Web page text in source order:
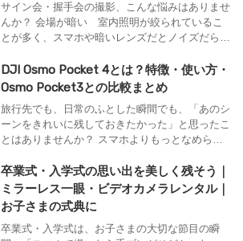
サイン会・握手会の撮影、こんな悩みはありませ
んか？ 会場が暗い 室内照明が絞られているこ
とが多く、スマホや暗いレンズだとノイズだらけ
いな推しを撮影したいけど、スマホだと画質が悪
い...だけどカメラを買うと高い 距離感が読めな
ら...
DJI Osmo Pocket 4とは？特徴・使い方・
Osmo Pocket3との比較まとめ
旅行先でも、日常のふとした瞬間でも、「あのシ
ーンをきれいに残しておきたかった」と思ったこ
とはありませんか？ スマホよりもっとなめらか
そんなニーズに応えてくれるのが、DJI Osmo
Pocket 4です。 ポケットに収まるコンパクトな
ボディに、本格的なジンバルと高画質センサーを
搭載。誰でも簡単に、映画のような...
卒業式・入学式の思い出を美しく残そう｜
ミラーレス一眼・ビデオカメラレンタル｜
お子さまの式典に
卒業式・入学式は、お子さまの大切な節目の瞬